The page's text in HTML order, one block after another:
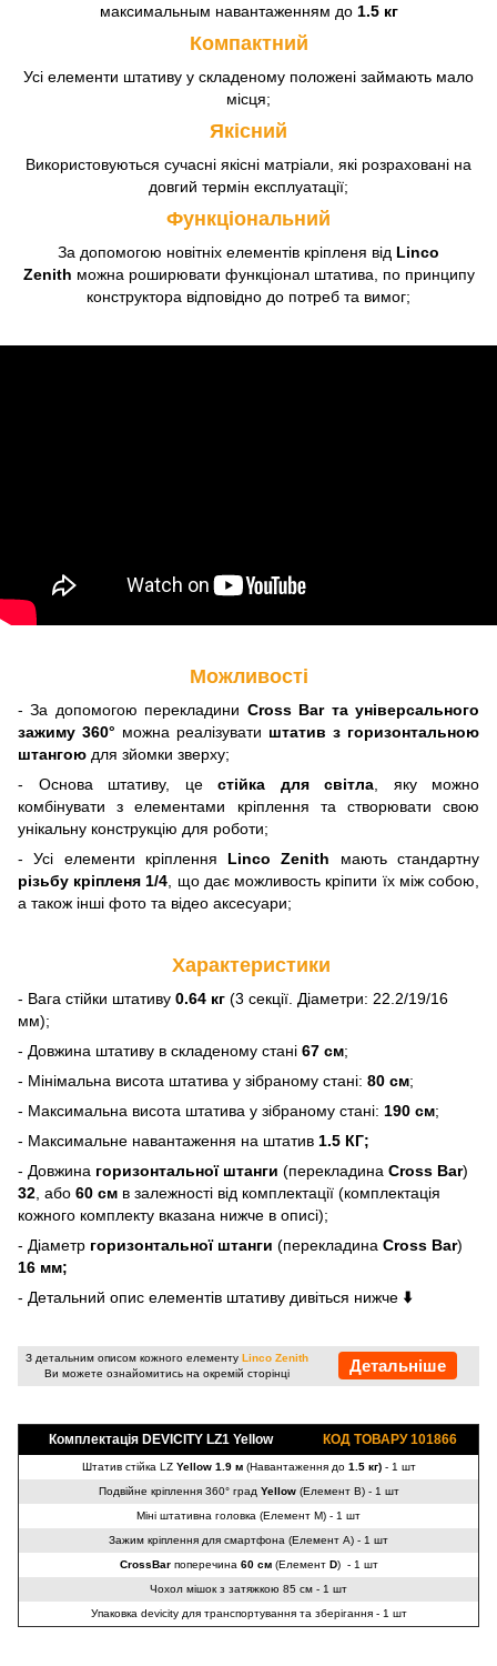
максимальным навантаженням до1.5 кг
Компактний
Усі елементи штативу у складеному положені займають мало
місця;
Якісний
Використовуються сучасні якісні матріали, які розраховані на
довгий термін експлуатації;
Функціональний
За допомогою новітніх елементів кріпленя від Linco
Zenith можна роширювати функціонал штатива, по принципу
конструктора відповідно до потреб та вимог;
Можливості
- За допомогою перекладини Cross Bar та універсального
зажиму 360° можна реалізувати штатив з горизонтальною
штангою для зйомки зверху;
- Основа штативу, це стійка для світла , яку можно
комбінувати з елементами кріплення та створювати свою
унікальну конструкцію для роботи;
- Усі елементи кріплення Linco Zenith мають стандартну
різьбу кріпленя 1/4 , що дає можливость кріпити їх між собою,
а також інші фото та відео аксесуари;
Характеристики
- Вага стійки штативу 0.64 кг (3 секції. Діаметри: 22.2/19/16
мм);
- Довжина штативу в складеному стані 67 см;
- Мінімальна висота штатива у зібраному стані: 80 см;
- Максимальна висота штатива у зібраному стані: 190 см;
- Максимальне навантаження на штатив 1.5 КГ;
- Довжина горизонтальної штанги (перекладина Cross Bar)
32 , або 60 см в залежності від комплектації (комплектація
кожного комплекту вказана нижче в описі);
- Діаметр горизонтальної штанги (перекладина Cross Bar)
16 мм;
- Детальний опис елементів штативу дивіться нижче ⬇️
З детальним описом кожного елементу Linco Zenith
Ви можете ознайомитись на окремій сторінці
Детальніше
Комплектація DEVICITY LZ1 Yellow КОД ТОВАРУ 101866
Штатив стійка LZ Yellow 1.9 м(Навантаження до 1.5 кг)- 1 шт
Подвійне кріплення 360° град Yellow(Елемент B) - 1 шт
Міні штативна головка (Елемент M) - 1 шт
Зажим кріплення для смартфона (Елемент A) - 1 шт
CrossBarпоперечина 60 см(Елемент D) - 1 шт
Чохол мішок з затяжкою 85 см - 1 шт
Упаковка devicity для транспортування та зберігання - 1 шт